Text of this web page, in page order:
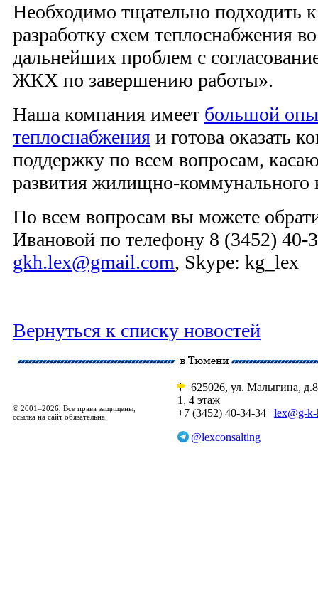
Необходимо тщательно подходить
разработку схем теплоснабжения
дальнейших проблем с
ЖКХ по завершению работы».
Наша компания имеет большой
теплоснабжения и готова оказать
поддержку по всем вопросам,
развития жилищно-коммунального
По всем вопросам вы можете
Ивановой по телефону 8 (3452) 40-
gkh.lex@gmail.com, Skype: kg_lex
Вернуться к списку новостей
© 2001–2026, Все права защищены,
ссылка на сайт обязательна.
625026, ул. Малыгина,
1, 4 этаж
+7 (3452) 40-34-34 | lex@g-
@lexconsalting